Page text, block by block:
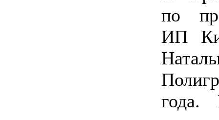
по
ИП
года.